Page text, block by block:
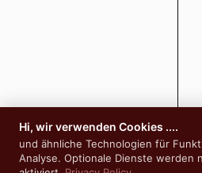
Hi, wir verwenden Cookies ....
und ähnliche Technologien für
Analyse. Optionale Dienste werden